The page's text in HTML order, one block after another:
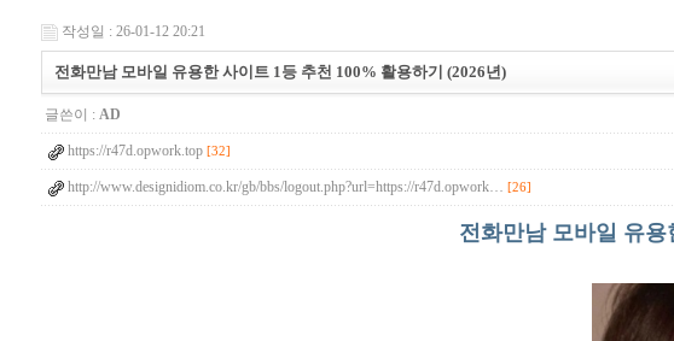
작성일 : 26-01-12 20:21
전화만남 모바일 유용한 사이트 1등 추천 100% 활용하기 (2026년)
글쓴이 : AD
https://r47d.opwork.top [32]
http://www.designidiom.co.kr/gb/bbs/logout.php?url=https://r47d.opwork… [26]
전화만남 모바일 유용